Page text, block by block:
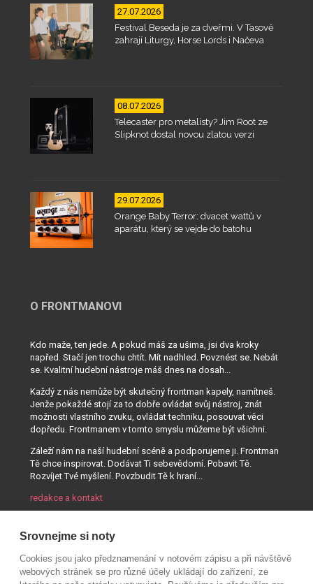
27.07.2026
Festival Beseda je za dveřmi. V Tasově
zahrají Liturgy, Horse Lords i Načeva
08.07.2026
Telecaster pro metalisty? Jim Root ze
Slipknot dostal novou zlatou verzi
29.07.2026
Orange Baby Terror: dvacet wattů v
aparátu, který se vejde do batohu
O FRONTMANOVI
Kdo maže, ten jede. A pokud máš za ušima, jsi dva kroky
napřed. Stačí jen trochu chtít. Mít nadhled. Povznést se. Nebát
se. Kvalitní hudební nástroje máš dnes na dosah...
Každý z nás nemůže být skutečný frontman kapely, namítneš.
Jenže pokaždé stojí za to dobře ovládat svůj nástroj, znát
možnosti vlastního zvuku, ovládat techniku, posouvat věci
dopředu. Frontmanem v tomto smyslu můžeme být všichni.
Záleží nám na naší hudební scéně a podporujeme ji. Frontman
Tě chce inspirovat. Dodávat Ti sebevědomí. Pobavit Tě.
Rozvíjet Tvé myšlení. Povzbudit Tě k hraní...
redakce a kontakt
Srovnejme si noty
Cookies jsou jako předznamenání v notovém zápisu a při návštěvě
webových stránek se pro různé účely ukládají do zařízení, ze